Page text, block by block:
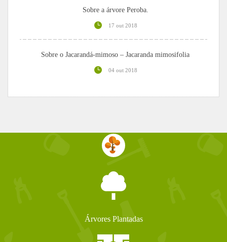
Sobre a árvore Peroba.
17 out 2018
Sobre o Jacarandá-mimoso – Jacaranda mimosifolia
04 out 2018
Árvores Plantadas